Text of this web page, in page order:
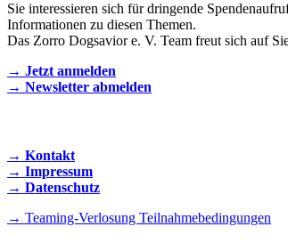
Sie interessieren sich für dringende
Informationen zu diesen Themen.
Das Zorro Dogsavior e. V. Team freut sich auf
→ Jetzt anmelden
→ Newsletter abmelden
→ Kontakt
→ Impressum
→ Datenschutz
→ Teaming-Verlosung Teilnahmebedingungen